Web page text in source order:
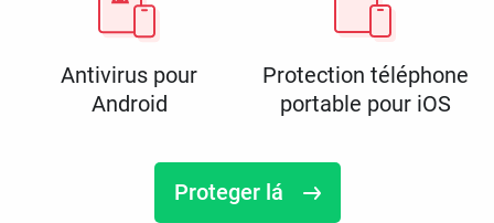
Antivirus pour
Android
Protection téléphone
portable pour iOS
Proteger lá